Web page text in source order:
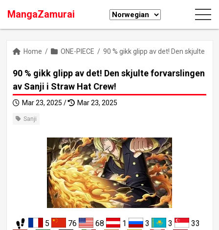
MangaZamurai
Home / ONE-PIECE / 90 % gikk glipp av det! Den skjulte
90 % gikk glipp av det! Den skjulte forvarslingen
av Sanji i Straw Hat Crew!
Mar 23, 2025 / Mar 23, 2025
Sanji
5 76 68 1 3 3
33